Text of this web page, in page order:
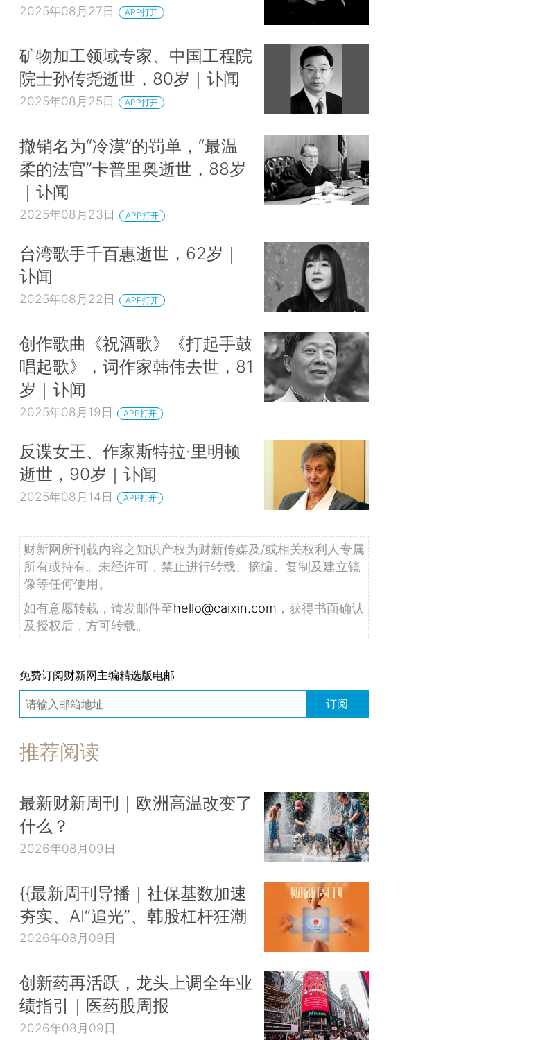
2025年08月27日 APP打开
矿物加工领域专家、中国工程院
院士孙传尧逝世，80岁｜讣闻
2025年08月25日 APP打开
撤销名为“冷漠”的罚单，“最温
柔的法官”卡普里奥逝世，88岁
｜讣闻
2025年08月23日 APP打开
台湾歌手千百惠逝世，62岁｜
讣闻
2025年08月22日 APP打开
创作歌曲《祝酒歌》《打起手鼓
唱起歌》，词作家韩伟去世，81
岁｜讣闻
2025年08月19日 APP打开
反谍女王、作家斯特拉·里明顿
逝世，90岁｜讣闻
2025年08月14日 APP打开
财新网所刊载内容之知识产权为财新传媒及/或相关权利人专属
所有或持有。未经许可，禁止进行转载、摘编、复制及建立镜
像等任何使用。
如有意愿转载，请发邮件至hello@caixin.com ，获得书面确认
及授权后，方可转载。
免费订阅财新网主编精选版电邮
订阅
推荐阅读
最新财新周刊｜欧洲高温改变了
什么？
2026年08月09日
{{最新周刊导播｜社保基数加速
夯实、AI“追光”、韩股杠杆狂潮
2026年08月09日
创新药再活跃，龙头上调全年业
绩指引｜医药股周报
2026年08月09日